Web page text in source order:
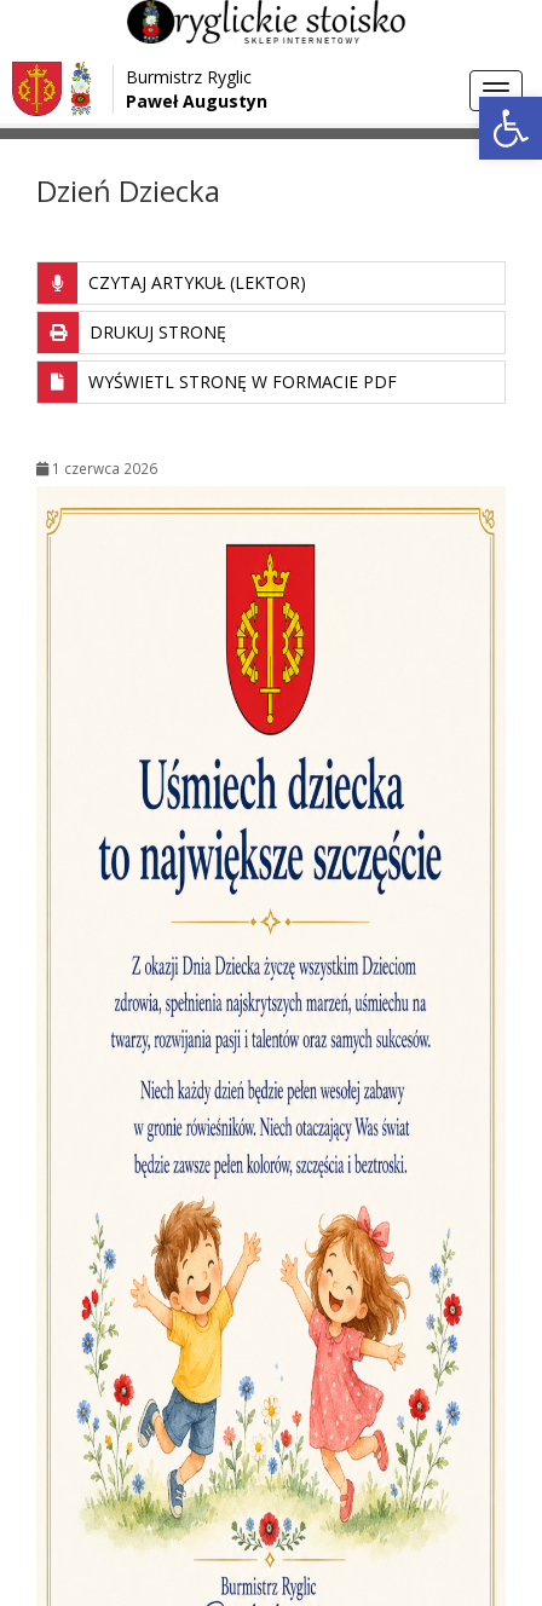
Przejdź do menu
Przejdź do głównej treści strony
Przejdź do stopki strony
Burmistrz Ryglic
Paweł Augustyn
Strona główna > Aktualności Dzień Dziecka
Dzień Dziecka
CZYTAJ ARTYKUŁ (LEKTOR)
DRUKUJ STRONĘ
WYŚWIETL STRONĘ W FORMACIE PDF
1 czerwca 2026